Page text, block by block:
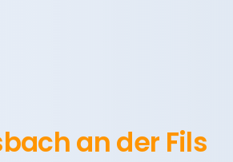
an der Fils